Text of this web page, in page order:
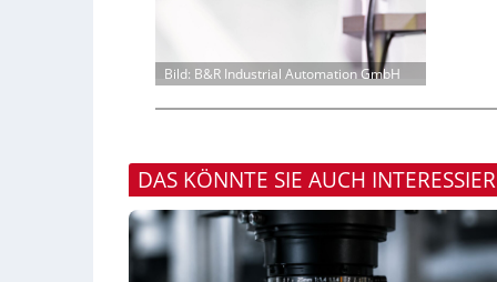
Bild: B&R Industrial Automation GmbH
DAS KÖNNTE SIE AUCH